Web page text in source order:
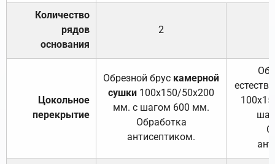
Количество
рядов
основания
2
Цокольное
перекрытие
Обрезной брус камерной
сушки 100х150/50х200
мм. с шагом 600 мм.
Обработка
антисептиком.